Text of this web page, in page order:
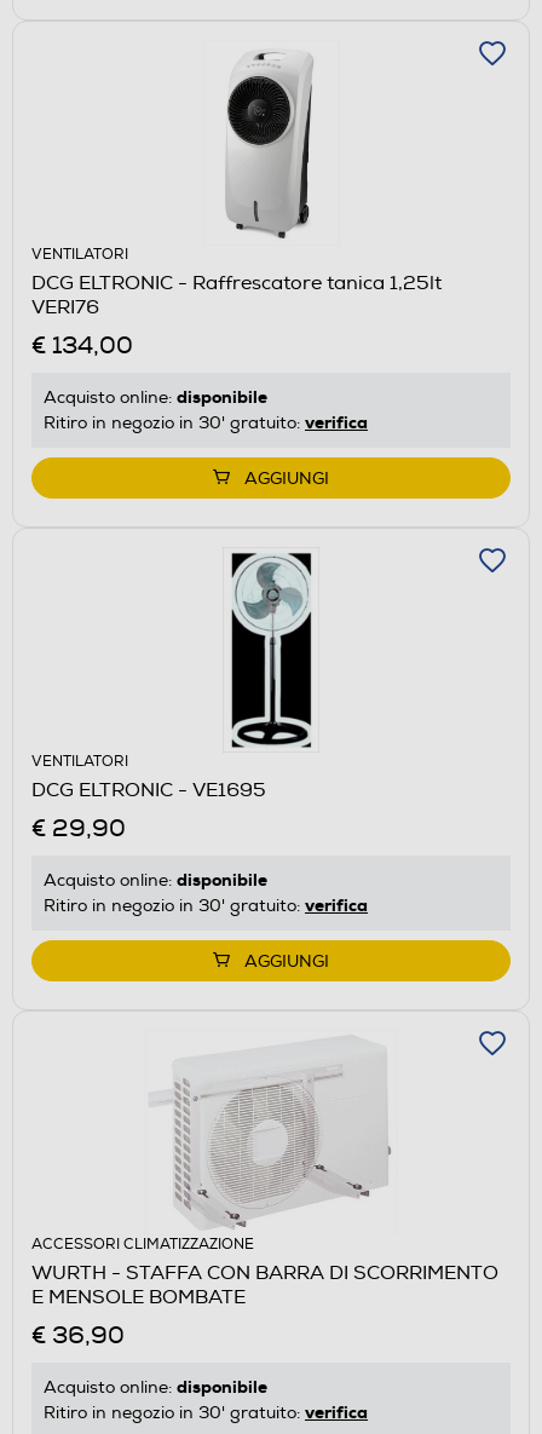
VENTILATORI
DCG ELTRONIC - Raffrescatore tanica 1,25lt
VERI76
€ 134,00
Acquisto online: disponibile
Ritiro in negozio in 30' gratuito: verifica
AGGIUNGI
VENTILATORI
DCG ELTRONIC - VE1695
€ 29,90
Acquisto online: disponibile
Ritiro in negozio in 30' gratuito: verifica
AGGIUNGI
ACCESSORI CLIMATIZZAZIONE
WURTH - STAFFA CON BARRA DI SCORRIMENTO
E MENSOLE BOMBATE
€ 36,90
Acquisto online: disponibile
Ritiro in negozio in 30' gratuito: verifica